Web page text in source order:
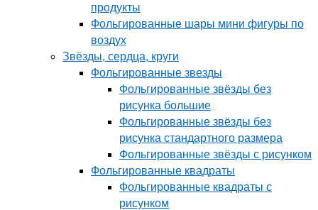
продукты
Фольгированные шары мини фигуры по
воздух
Звёзды, сердца, круги
Фольгированные звезды
Фольгированные звёзды без
рисунка большие
Фольгированные звёзды без
рисунка стандартного размера
Фольгированные звёзды с рисунком
Фольгированные квадраты
Фольгированные квадраты с
рисунком